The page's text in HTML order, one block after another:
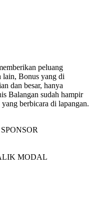
peluang
lain, Bonus yang di
dan besar, hanya
Balangan sudah hampir
berbicara di lapangan.
MODAL